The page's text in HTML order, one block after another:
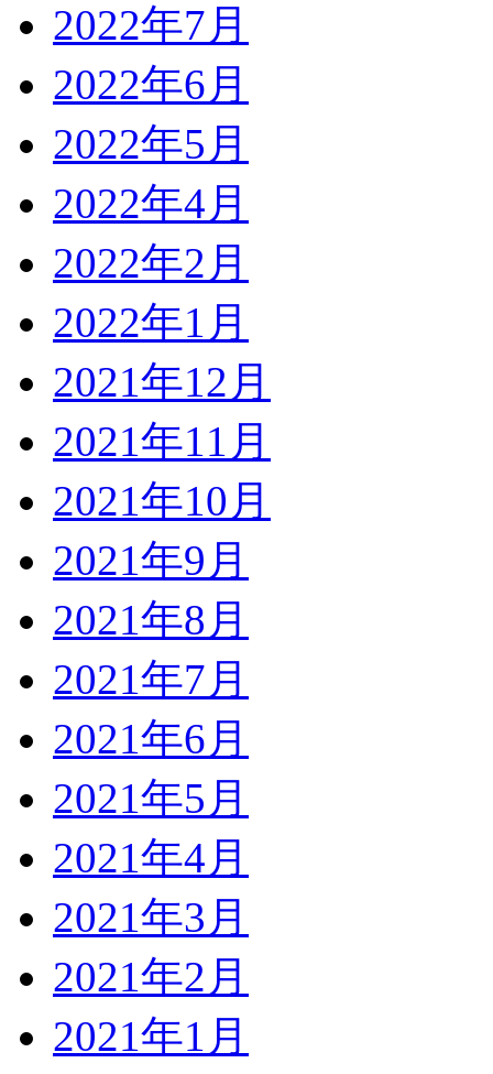
2022年7月
2022年6月
2022年5月
2022年4月
2022年2月
2022年1月
2021年12月
2021年11月
2021年10月
2021年9月
2021年8月
2021年7月
2021年6月
2021年5月
2021年4月
2021年3月
2021年2月
2021年1月